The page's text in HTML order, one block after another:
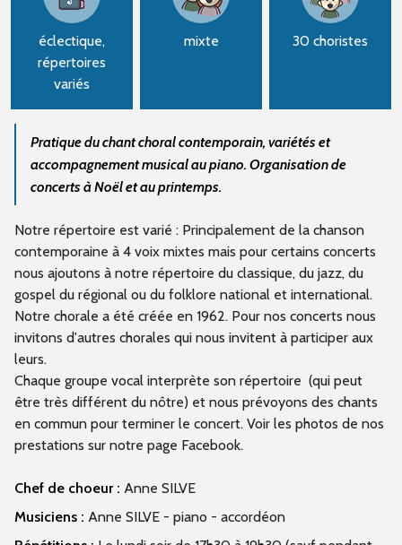
éclectique,
répertoires
variés
mixte 30 choristes
Pratique du chant choral contemporain, variétés et
accompagnement musical au piano. Organisation de
concerts à Noël et au printemps.
Notre répertoire est varié : Principalement de la chanson
contemporaine à 4 voix mixtes mais pour certains concerts
nous ajoutons à notre répertoire du classique, du jazz, du
gospel du régional ou du folklore national et international.
Notre chorale a été créée en 1962. Pour nos concerts nous
invitons d'autres chorales qui nous invitent à participer aux
leurs.
Chaque groupe vocal interprète son répertoire (qui peut
être très différent du nôtre) et nous prévoyons des chants
en commun pour terminer le concert. Voir les photos de nos
prestations sur notre page Facebook.
Chef de choeur : Anne SILVE
Musiciens : Anne SILVE - piano - accordéon